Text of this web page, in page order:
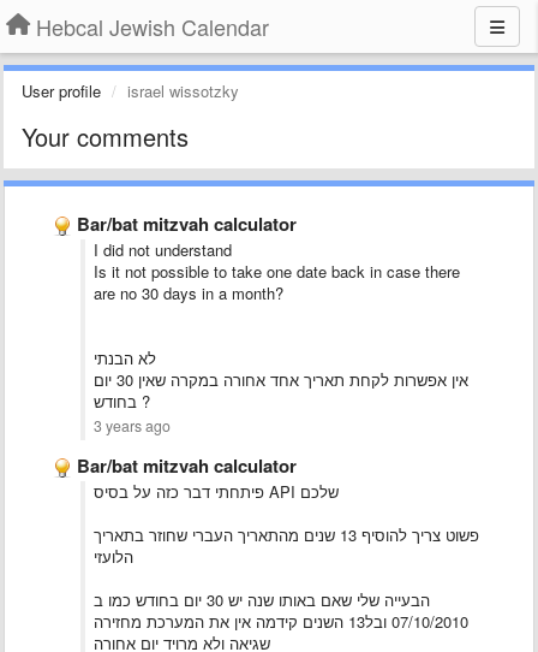
Hebcal Jewish Calendar
User profile israel wissotzky
Your comments
Bar/bat mitzvah calculator
I did not understand
Is it not possible to take one date back in case there
are no 30 days in a month?
לא הבנתי
אין אפשרות לקחת תאריך אחד אחורה במקרה שאין 30 יום
בחודש ?
3 years ago
Bar/bat mitzvah calculator
פשוט צריך להוסיף 13 שנים מהתאריך העברי שחוזר בתאריך
הבעייה שלי שאם באותו שנה יש 30 יום בחודש כמו ב
07/10/2010 ובל13 השנים קידמה אין את המערכת מחזירה